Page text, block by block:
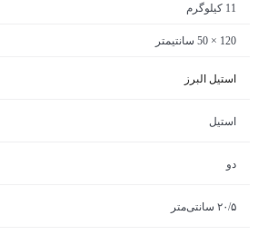
11 کیلوگرم
120 × 50 سانتیمتر
استیل البرز
استیل
دو
۲۰/۵ سانتی‌متر